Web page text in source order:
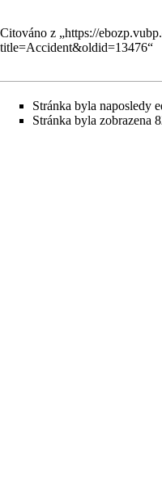
Citováno z „https://
title=Accident&oldid=13476“
Stránka byla naposledy
Stránka byla zobrazena